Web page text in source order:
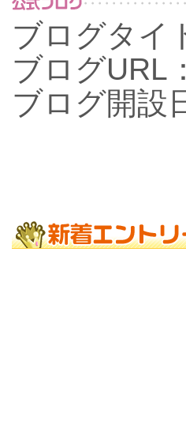
ブログタイ
ブログURL：
ブログ開設